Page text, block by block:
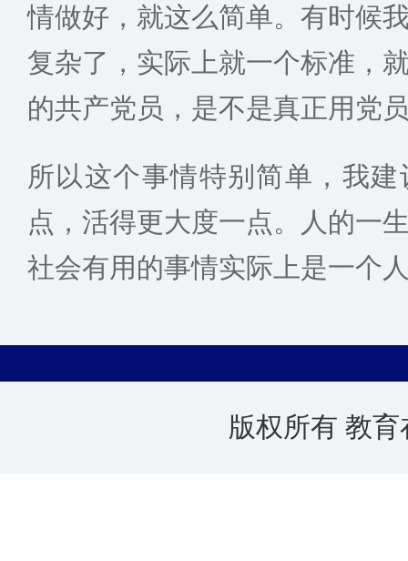
情做好，就这么简单。有时候
复杂了，实际上就一个标准，
的共产党员，是不是真正用党
所以这个事情特别简单，我
点，活得更大度一点。人的一
社会有用的事情实际上是一个
版权所有 教育